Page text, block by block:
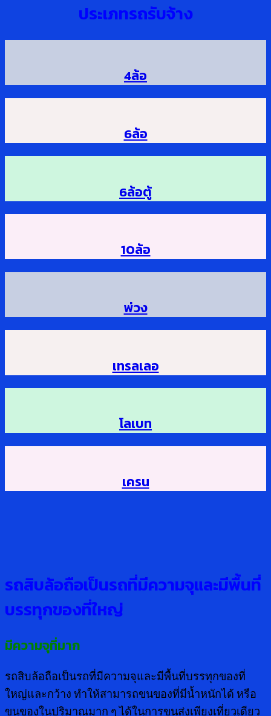
ประเภทรถรับจ้าง
4ล้อ
6ล้อ
6ล้อตู้
10ล้อ
พ่วง
เทรลเลอ
โลเบท
เครน
รถสิบล้อถือเป็นรถที่มีความจุและมีพื้นที่
บรรทุกของที่ใหญ่
มีความจุที่มาก
รถสิบล้อถือเป็นรถที่มีความจุและมีพื้นที่บรรทุกของที่
ใหญ่และกว้าง ทำให้สามารถขนของที่มีน้ำหนักได้ หรือ
ขนของในปริมาณมาก ๆ ได้ในการขนส่งเพียงเที่ยวเดียว